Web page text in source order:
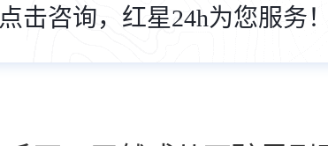
点击咨询，红星24h为您服务！